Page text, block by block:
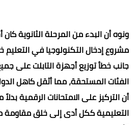
ونوه أن البدء من المرحلة الثانوية
مشروع إدخال التكنولوجيا في التعليم
جانب خطأ توزيع أجهزة التابلت على
الفئات المستحقة، مما أثقل كاهل
أن التركيز على الامتحانات الرقمية
التعليمية ككل أدى إلى خلق مقاومة